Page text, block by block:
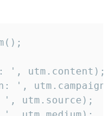
', utm.content);
',
', utm.source);